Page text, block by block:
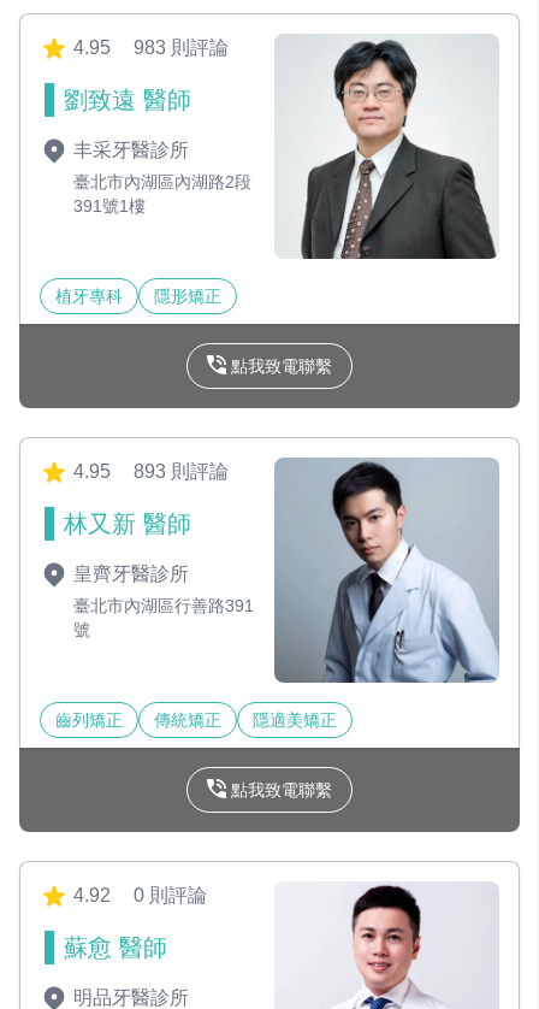
4.95 983 則評論
劉致遠 醫師
丰采牙醫診所
臺北市內湖區內湖路2段
391號1樓
植牙專科 隱形矯正
點我致電聯繫
4.95 893 則評論
林又新 醫師
皇齊牙醫診所
臺北市內湖區行善路391
號
齒列矯正 傳統矯正 隱適美矯正
點我致電聯繫
4.92 0 則評論
蘇愈 醫師
明品牙醫診所